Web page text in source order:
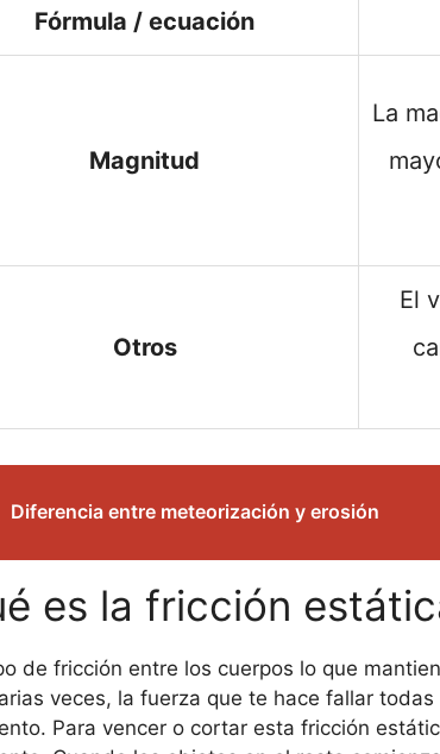
Fórmula / ecuación
Magnitud
La
Otros
El
Diferencia entre meteorización y erosión
es la fricción
de fricción entre los cuerpos lo que
veces, la fuerza que te hace fallar
Para vencer o cortar esta fricción